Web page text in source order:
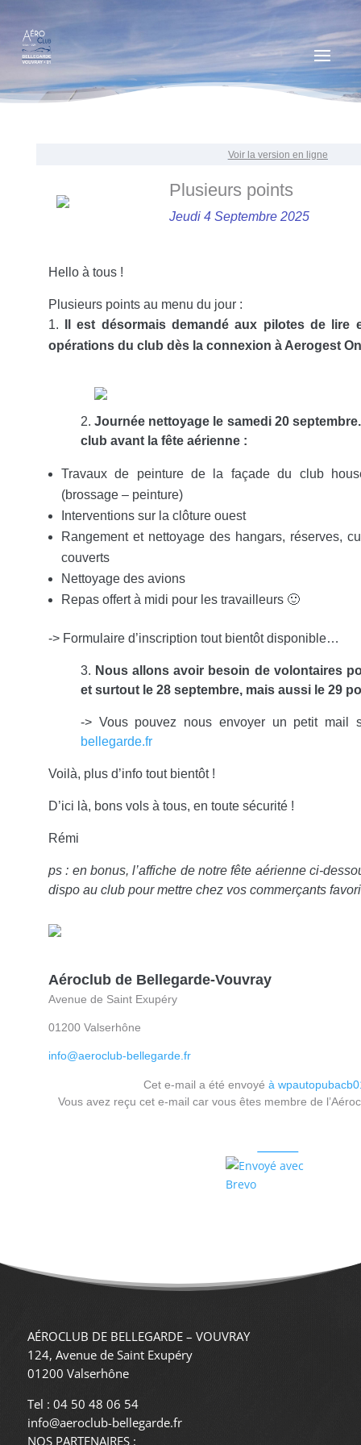
Voir la version en ligne
Plusieurs points
Jeudi 4 Septembre 2025
Hello à tous !
Plusieurs points au menu du jour :
Il est désormais demandé aux pilotes de lire
opérations du club dès la connexion à Aerogest
2. Journée nettoyage le samedi 20
club avant la fête aérienne :
Travaux de peinture de la façade du club
(brossage – peinture)
Interventions sur la clôture ouest
Rangement et nettoyage des hangars, réserves,
couverts
Nettoyage des avions
Repas offert à midi pour les travailleurs 🙂
-> Formulaire d’inscription tout bientôt disponible…
3. Nous allons avoir besoin de volontaires
et surtout le 28 septembre, mais aussi le 29
-> Vous pouvez nous envoyer un petit mail
bellegarde.fr
Voilà, plus d’info tout bientôt !
D’ici là, bons vols à tous, en toute sécurité !
Rémi
ps : en bonus, l’affiche de notre fête aérienne ci-
dispo au club pour mettre chez vos commerçants
Aéroclub de Bellegarde-Vouvray
Avenue de Saint Exupéry
01200 Valserhône
info@aeroclub-bellegarde.fr
Cet e-mail a été envoyéà
Vous avez reçu cet e-mail car vous êtes membre de
AÉROCLUB DE BELLEGARDE – VOUVRAY
124, Avenue de Saint Exupéry
01200 Valserhône
Tel : 04 50 48 06 54
info@aeroclub-bellegarde.fr
NOS PARTENAIRES :